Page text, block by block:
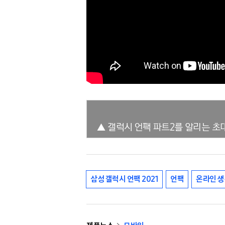
▲ 갤럭시 언팩 파트2를 알리는 초
삼성 갤럭시 언팩 2021 언팩 온라인 생